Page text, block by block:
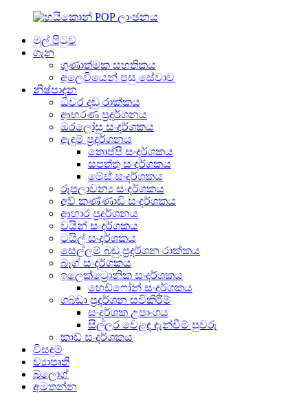
මුල් පිටුව
ගැන
ගුණාත්මක සහතිකය
අලෙවියෙන් පසු සේවාව
නිෂ්පාදන
ධීවර දඬු රාක්කය
ආභරණ ප්‍රදර්ශනය
ඔරලෝසු සංදර්ශකය
ඇඳුම් ප්‍රදර්ශනය
තොප්පි සංදර්ශකය
සපත්තු සංදර්ශකය
මේස් සංදර්ශකය
රූපලාවන්‍ය සංදර්ශකය
අව් කණ්ණාඩි සංදර්ශකය
ආහාර ප්‍රදර්ශනය
වයින් සංදර්ශකය
ටයිල් සංදර්ශකය
සෙල්ලම් බඩු ප්‍රදර්ශන රාක්කය
බෑග් සංදර්ශකය
ඉලෙක්ට්‍රොනික සංදර්ශකය
හෙඩ්ෆෝන් සංදර්ශකය
ගබඩා ප්‍රදර්ශන සවිකිරීම්
සංදර්ශක උපාංගය
සිල්ලර වෙළඳ දැන්වීම් පුවරු
කාඩ් සංදර්ශකය
විසඳුම්
ව්‍යාපෘති
බ්ලොග්
අමතන්න